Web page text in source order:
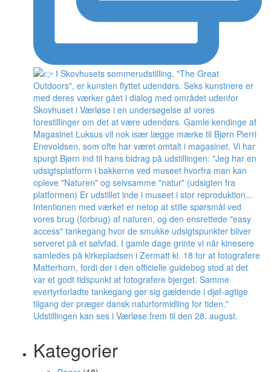
Kategorier